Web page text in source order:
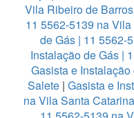
Vila Ribeiro de Barros
11 5562-5139 na
de Gás | 11 5562-
Instalação de Gás |
Gasista e
Salete | Gasista e
na Vila Santa Catarina